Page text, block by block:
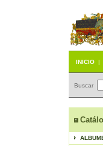
INICIO |
Buscar